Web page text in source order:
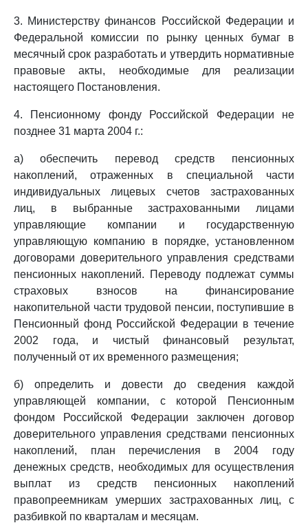
3. Министерству финансов Российской Федерации и
Федеральной комиссии по рынку ценных бумаг в
месячный срок разработать и утвердить нормативные
правовые акты, необходимые для реализации
настоящего Постановления.
4. Пенсионному фонду Российской Федерации не
позднее 31 марта 2004 г.:
а) обеспечить перевод средств пенсионных
накоплений, отраженных в специальной части
индивидуальных лицевых счетов застрахованных
лиц, в выбранные застрахованными лицами
управляющие компании и государственную
управляющую компанию в порядке, установленном
договорами доверительного управления средствами
пенсионных накоплений. Переводу подлежат суммы
страховых взносов на финансирование
накопительной части трудовой пенсии, поступившие в
Пенсионный фонд Российской Федерации в течение
2002 года, и чистый финансовый результат,
полученный от их временного размещения;
б) определить и довести до сведения каждой
управляющей компании, с которой Пенсионным
фондом Российской Федерации заключен договор
доверительного управления средствами пенсионных
накоплений, план перечисления в 2004 году
денежных средств, необходимых для осуществления
выплат из средств пенсионных накоплений
правопреемникам умерших застрахованных лиц, с
разбивкой по кварталам и месяцам.